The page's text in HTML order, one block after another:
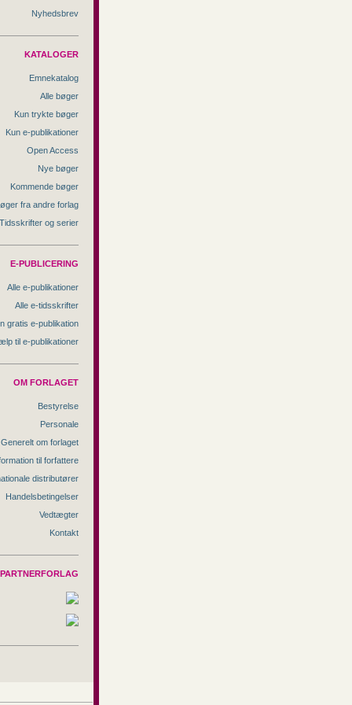
Nyhedsbrev
KATALOGER
Emnekatalog
Alle bøger
Kun trykte bøger
Kun e-publikationer
Open Access
Nye bøger
Kommende bøger
fra andre forlag
Tidsskrifter og serier
E-PUBLICERING
Alle e-publikationer
Alle e-tidsskrifter
gratis e-publikation
til e-publikationer
OM FORLAGET
Bestyrelse
Personale
Generelt om forlaget
til forfattere
distributører
Handelsbetingelser
Vedtægter
Kontakt
PARTNERFORLAG